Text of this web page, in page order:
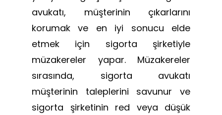
avukatı, müşterinin çıkarlarını
korumak ve en iyi sonucu elde
etmek için sigorta şirketiyle
müzakereler yapar. Müzakereler
sırasında, sigorta avukatı
müşterinin taleplerini savunur ve
sigorta şirketinin red veya düşük